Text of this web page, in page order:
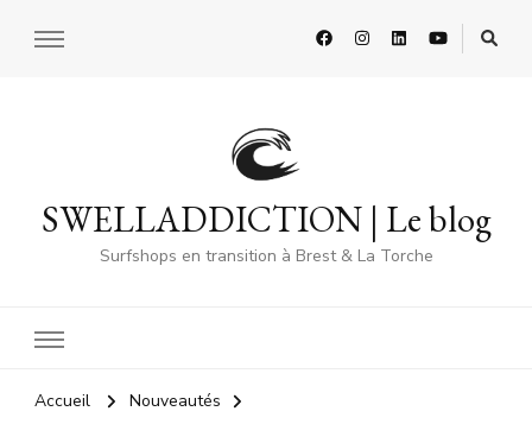
SWELLADDICTION | Le blog
Surfshops en transition à Brest & La Torche
Accueil
Nouveautés